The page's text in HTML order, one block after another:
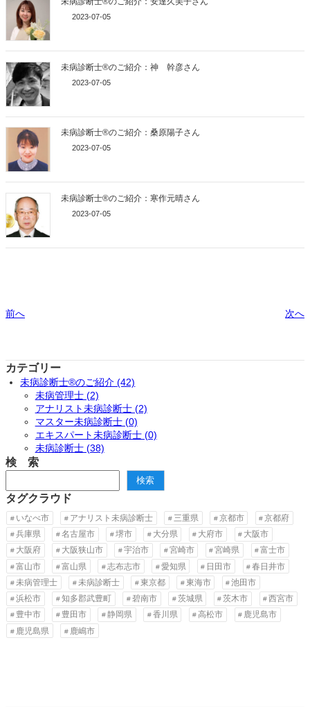
2023-07-05
未病診断士®のご紹介：神 幹彦さん
2023-07-05
未病診断士®のご紹介：桑原陽子さん
2023-07-05
未病診断士®のご紹介：寒作元晴さん
2023-07-05
前へ 次へ
カテゴリー
未病診断士®のご紹介 (42)
未病管理士 (2)
アナリスト未病診断士 (2)
マスター未病診断士 (0)
エキスパート未病診断士 (0)
未病診断士 (38)
検 索
索
検索
タグクラウド
いなべ市 アナリスト未病診断士 三重県 京都市
京都府
兵庫県
名古屋市 堺市 大分県 大府市
大阪市
大阪府
大阪狭山市 宇治市 宮崎市 宮崎県
富士市
富山市
富山県 志布志市 愛知県 日田市
春日井市
未病管理士
未病診断士 東京都 東海市
池田市
浜松市
知多郡武豊町 碧南市 茨城県 茨木市
西宮市
豊中市
豊田市 静岡県 香川県 高松市
鹿児島市
鹿児島県
鹿嶋市